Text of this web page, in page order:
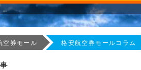
空券モール 格安航空券モールコラム